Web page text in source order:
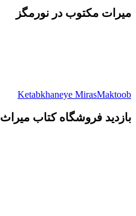
میرات مکتوب در نورمگز
Ketabkhaneye MirasMaktoob
بازدید فروشگاه کتاب میراث